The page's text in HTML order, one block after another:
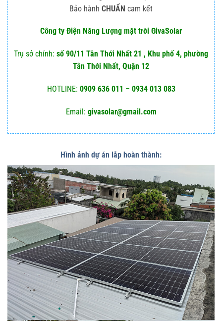
Bảo hành CHUẨN cam kết
Công ty Điện Năng Lượng mặt trời GivaSolar
Trụ sở chính: số 90/11 Tân Thới Nhất 21 , Khu phố 4, phường
Tân Thới Nhất, Quận 12
HOTLINE: 0909 636 011 – 0934 013 083
Email: givasolar@gmail.com
Hình ảnh dự án lắp hoàn thành: